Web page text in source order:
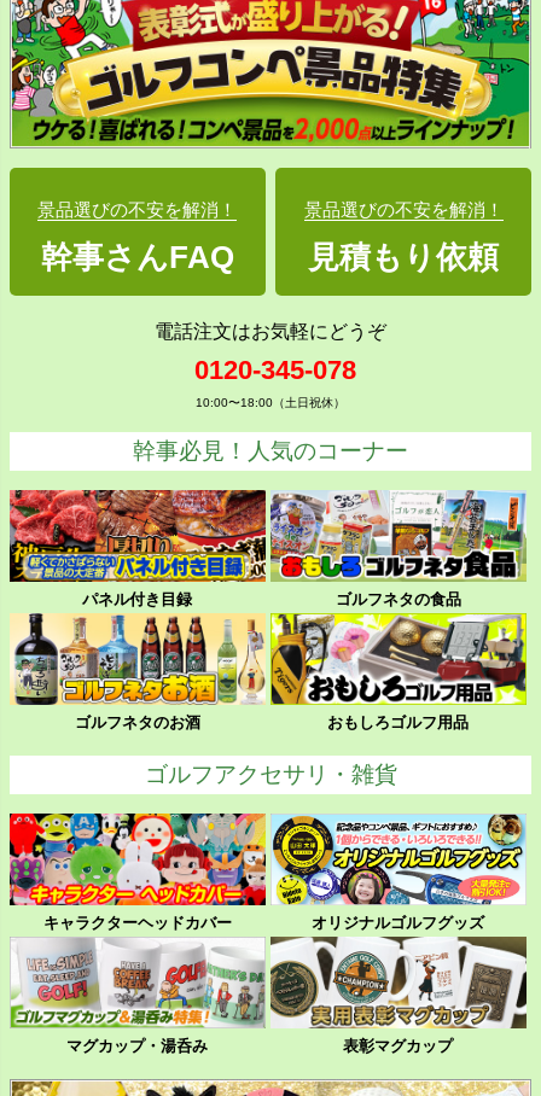
景品選びの不安を解消！
幹事さんFAQ
景品選びの不安を解消！
見積もり依頼
電話注文はお気軽にどうぞ
0120-345-078
10:00〜18:00（土日祝休）
幹事必見！人気のコーナー
パネル付き目録 ゴルフネタの食品
ゴルフネタのお酒 おもしろゴルフ用品
ゴルフアクセサリ・雑貨
キャラクターヘッドカバー オリジナルゴルフグッズ
マグカップ・湯呑み 表彰マグカップ